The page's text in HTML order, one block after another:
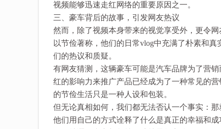
视频能够迅速走红网络的重要原因之一。
三、豪车背后的故事，引发网友热议
然而，除了视频本身带来的视觉享受外，更令
以节俭著称，他们的日常vlog中充满了朴素和
们的热议和质疑。
有网友猜测，这辆豪车可能是汽车品牌为了营
红的影响力来推广产品已经成为了一种常见的
的节俭生活只是一种人设和包装。
但无论真相如何，我们都无法否认一个事实：
他们用自己的方式诠释了什么是真正的幸福和